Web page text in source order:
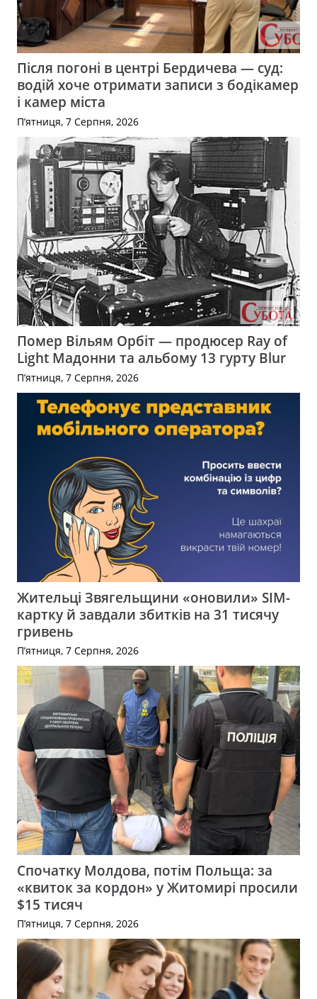
Після погоні в центрі Бердичева — суд:
водій хоче отримати записи з бодікамер
і камер міста
П’ятниця, 7 Серпня, 2026
Помер Вільям Орбіт — продюсер Ray of
Light Мадонни та альбому 13 гурту Blur
П’ятниця, 7 Серпня, 2026
Жительці Звягельщини «оновили» SIM-
картку й завдали збитків на 31 тисячу
гривень
П’ятниця, 7 Серпня, 2026
Спочатку Молдова, потім Польща: за
«квиток за кордон» у Житомирі просили
$15 тисяч
П’ятниця, 7 Серпня, 2026